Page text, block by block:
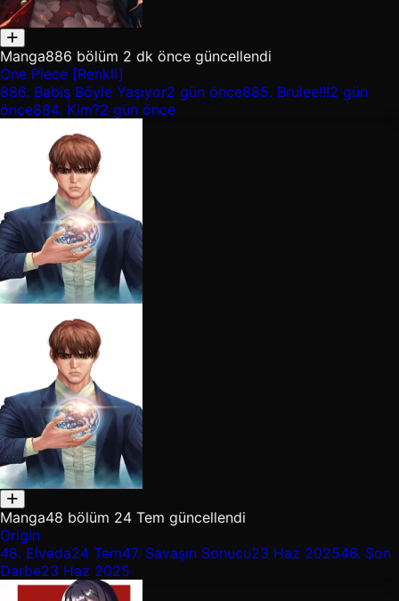
Manga886 bölüm 2 dk önce güncellendi
One Piece [Renkli]
886. Babiş Böyle Yaşıyor2 gün önce885. Brulee!!!2 gün
önce884. Kim?2 gün önce
Manga48 bölüm 24 Tem güncellendi
Origin
48. Elveda24 Tem47. Savaşın Sonucu23 Haz 202546. Son
Darbe23 Haz 2025